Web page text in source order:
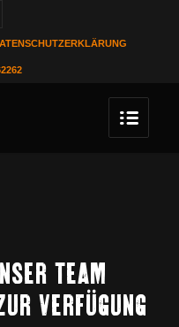
TEAM
VERFÜGUNG